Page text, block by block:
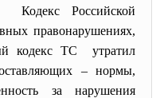
Кодекс Российской
правонарушениях,
кодекс ТС утратил
– нормы,
за нарушения